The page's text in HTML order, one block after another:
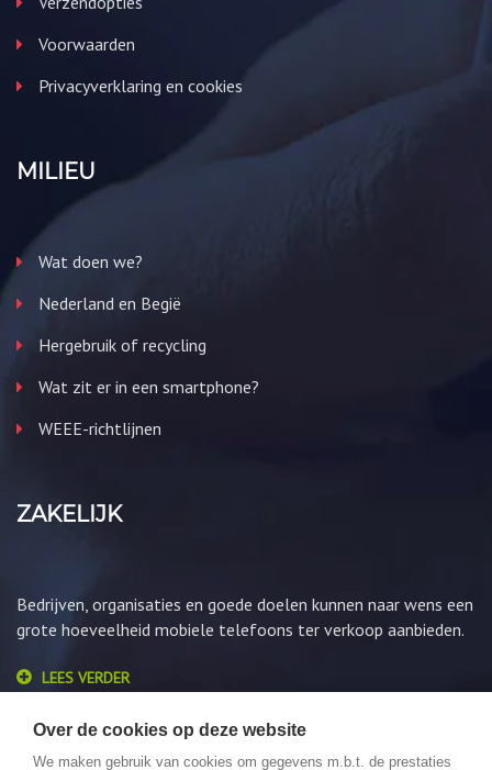
Voorwaarden
Privacyverklaring en cookies
MILIEU
Wat doen we?
Nederland en Begië
Hergebruik of recycling
Wat zit er in een smartphone?
WEEE-richtlijnen
ZAKELIJK
Bedrijven, organisaties en goede doelen kunnen naar wens een
grote hoeveelheid mobiele telefoons ter verkoop aanbieden.
LEES VERDER
Over de cookies op deze website
We maken gebruik van cookies om gegevens m.b.t. de prestaties